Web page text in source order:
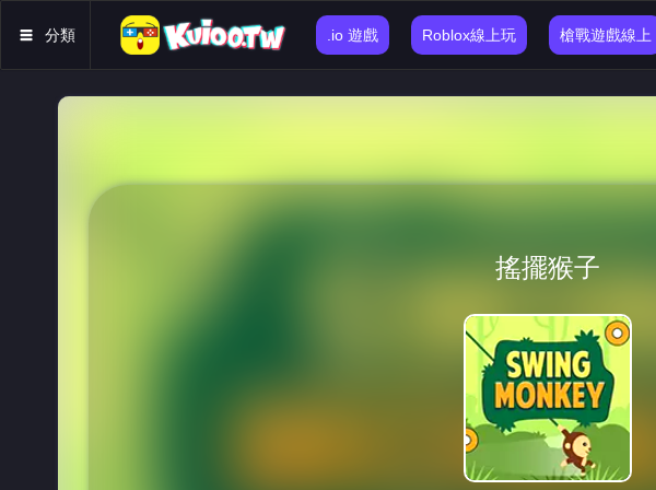
分類 .io 遊戲 Roblox線上玩 槍戰遊戲線上
搖擺猴子